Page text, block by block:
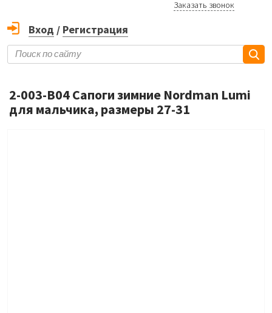
Заказать звонок
Вход / Регистрация
2-003-B04 Сапоги зимние Nordman Lumi
для мальчика, размеры 27-31